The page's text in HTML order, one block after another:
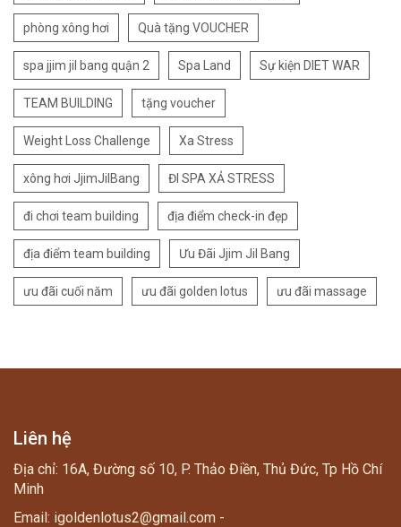
phòng xông hơi Quà tặng VOUCHER
spa jjim jil bang quận 2 Spa Land Sự kiện DIET WAR
TEAM BUILDING tặng voucher
Weight Loss Challenge Xa Stress
xông hơi JjimJilBang ĐI SPA XẢ STRESS
đi chơi team building địa điểm check-in đẹp
địa điểm team building Ưu Đãi Jjim Jil Bang
ưu đãi cuối năm ưu đãi golden lotus ưu đãi massage
Liên hệ
Địa chỉ: 16A, Đường số 10, P. Thảo Điền, Thủ Đức, Tp Hồ Chí
Minh
Email: igoldenlotus2@gmail.com -